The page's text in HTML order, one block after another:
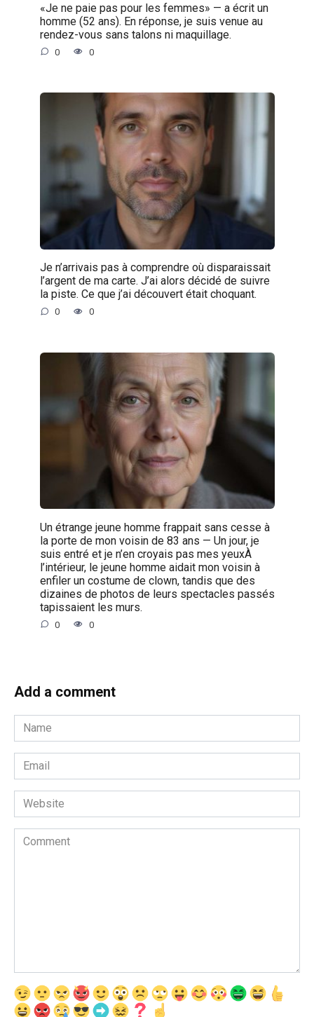
«Je ne paie pas pour les femmes» — a écrit un
homme (52 ans). En réponse, je suis venue au
rendez-vous sans talons ni maquillage.
0 0
Je n’arrivais pas à comprendre où disparaissait
l’argent de ma carte. J’ai alors décidé de suivre
la piste. Ce que j’ai découvert était choquant.
0 0
Un étrange jeune homme frappait sans cesse à
la porte de mon voisin de 83 ans — Un jour, je
suis entré et je n’en croyais pas mes yeuxÀ
l’intérieur, le jeune homme aidait mon voisin à
enfiler un costume de clown, tandis que des
dizaines de photos de leurs spectacles passés
tapissaient les murs.
0 0
Add a comment
Name
*
Email
*
Website
Comment